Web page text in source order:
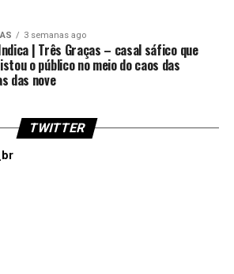
3 semanas ago
| Três Graças – casal sáfico que
o público no meio do caos das
das nove
TWITTER